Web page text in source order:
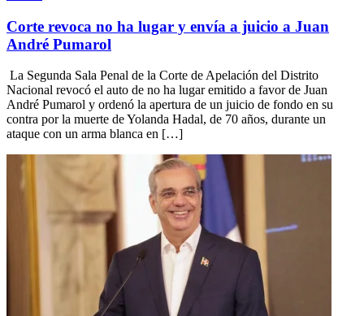
Corte revoca no ha lugar y envía a juicio a Juan
André Pumarol
La Segunda Sala Penal de la Corte de Apelación del Distrito
Nacional revocó el auto de no ha lugar emitido a favor de Juan
André Pumarol y ordenó la apertura de un juicio de fondo en su
contra por la muerte de Yolanda Hadal, de 70 años, durante un
ataque con un arma blanca en […]